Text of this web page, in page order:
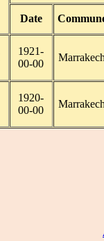
Date
1921-
00-00
1920-
00-00